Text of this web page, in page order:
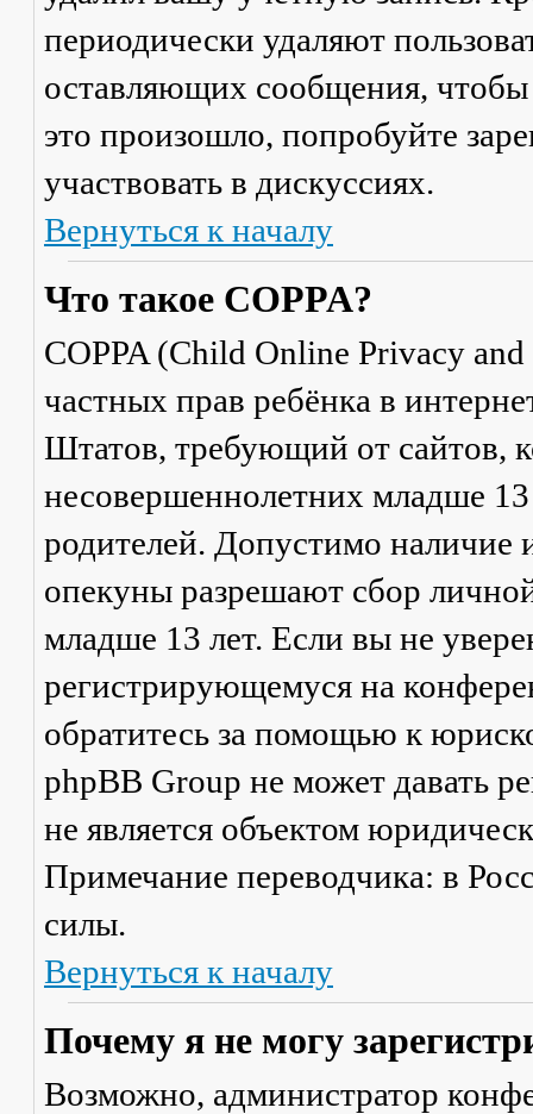
периодически удаляют
оставляющих сообщения,
это произошло, попробуйте
участвовать в дискуссиях.
Вернуться к началу
Что такое COPPA?
COPPA (Child Online Privacy
частных прав ребёнка в
Штатов, требующий от сайтов,
несовершеннолетних младше 13
родителей. Допустимо наличие
опекуны разрешают сбор
младше 13 лет. Если вы не
регистрирующемуся на
обратитесь за помощью к
phpBB Group не может давать
не является объектом
Примечание переводчика: в
силы.
Вернуться к началу
Почему я не могу
Возможно, администратор